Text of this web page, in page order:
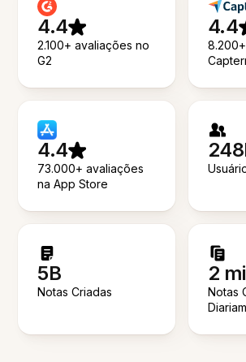
4.4
2.100+ avaliações no
G2
4.4
4.4
73.000+ avaliações
na App Store
5B
Notas Criadas
2 mi
Notas